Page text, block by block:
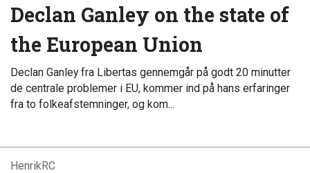
Debat
Video
Podcast
Declan Ganley on the state of
the European Union
Declan Ganley fra Libertas gennemgår på godt 20 minutter
de centrale problemer i EU, kommer ind på hans erfaringer
fra to folkeafstemninger, og kom...
HenrikRC